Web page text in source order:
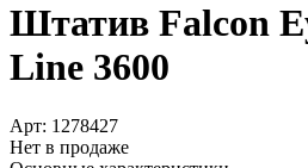
Штатив Falcon
Line 3600
Арт: 1278427
Нет в продаже